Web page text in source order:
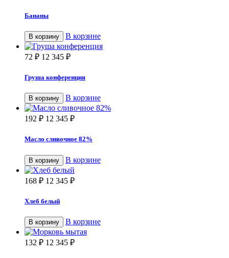
Бананы
В корзину В корзине
72 ₽ 12 345 ₽
Груша конференция
В корзину В корзине
192 ₽ 12 345 ₽
Масло сливочное 82%
В корзину В корзине
168 ₽ 12 345 ₽
Хлеб белый
В корзину В корзине
132 ₽ 12 345 ₽